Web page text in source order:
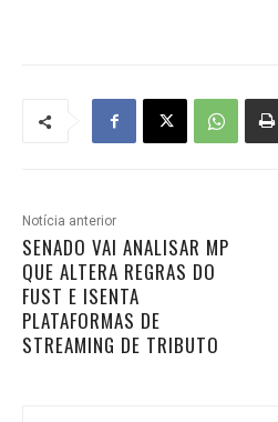
Notícia anterior
SENADO VAI ANALISAR MP
QUE ALTERA REGRAS DO
FUST E ISENTA
PLATAFORMAS DE
STREAMING DE TRIBUTO